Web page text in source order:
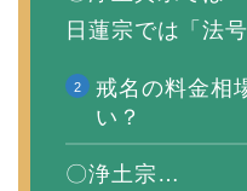
日蓮宗では「法号
戒名の料金相
い？
〇浄土宗…